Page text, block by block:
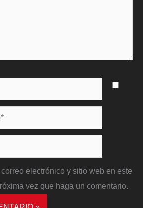
electrónico y sitio web en este
vez que haga un comentario.